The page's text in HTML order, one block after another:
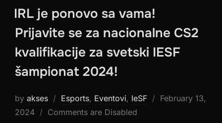
IRL je ponovo sa vama!
Prijavite se za nacionalne CS2
kvalifikacije za svetski IESF
šampionat 2024!
by akses Esports, Eventovi, IeSF
Posted
February 13,
2024
Comments are Disabled